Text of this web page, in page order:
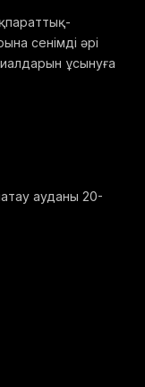
сенімді әрі
ұсынуға
ауданы 20-